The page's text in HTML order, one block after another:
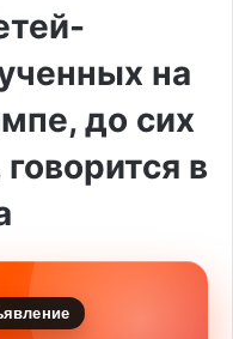
на
до сих
в